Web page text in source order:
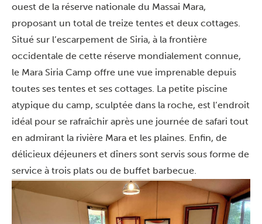
ouest de la réserve nationale du Massai Mara,
proposant un total de treize tentes et deux cottages.
Situé sur l’escarpement de Siria, à la frontière
occidentale de cette réserve mondialement connue,
le Mara Siria Camp offre une vue imprenable depuis
toutes ses tentes et ses cottages. La petite piscine
atypique du camp, sculptée dans la roche, est l’endroit
idéal pour se rafraîchir après une journée de safari tout
en admirant la rivière Mara et les plaines. Enfin, de
délicieux déjeuners et dîners sont servis sous forme de
service à trois plats ou de buffet barbecue.